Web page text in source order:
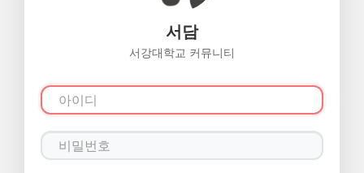
서담
서강대학교 커뮤니티